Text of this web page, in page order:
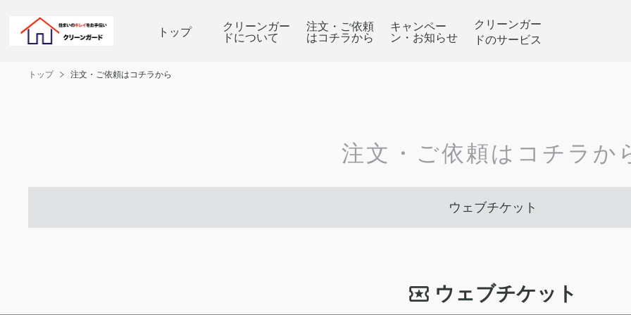
トップ クリーンガー
ドについて
注文・ご依頼
はコチラから
キャンペー
ン・お知らせ
クリーンガー
ドのサービス
トップ 注文・ご依頼はコチラから
注文・ご依頼はコチラか
ウェブチケット
ウェブチケット